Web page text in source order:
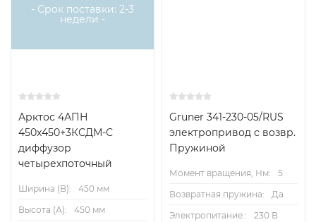
- Срок поставки: 2-3
недели -
Арктос 4АПН
450x450+3КСДМ-С
диффузор
четырехпоточный
Ширина (B):
450 мм
Высота (А):
450 мм
Gruner 341-230-05/RUS
электропривод с возвр.
Пружиной
Момент вращения, Нм:
5
Возвратная пружина:
Да
Электропитание.:
230 В